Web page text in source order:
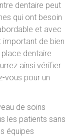
dentaire peut
qui ont besoin
et avec
important de bien
dentaire
ainsi vérifier
vous pour un
de soins
les patients sans
équipes